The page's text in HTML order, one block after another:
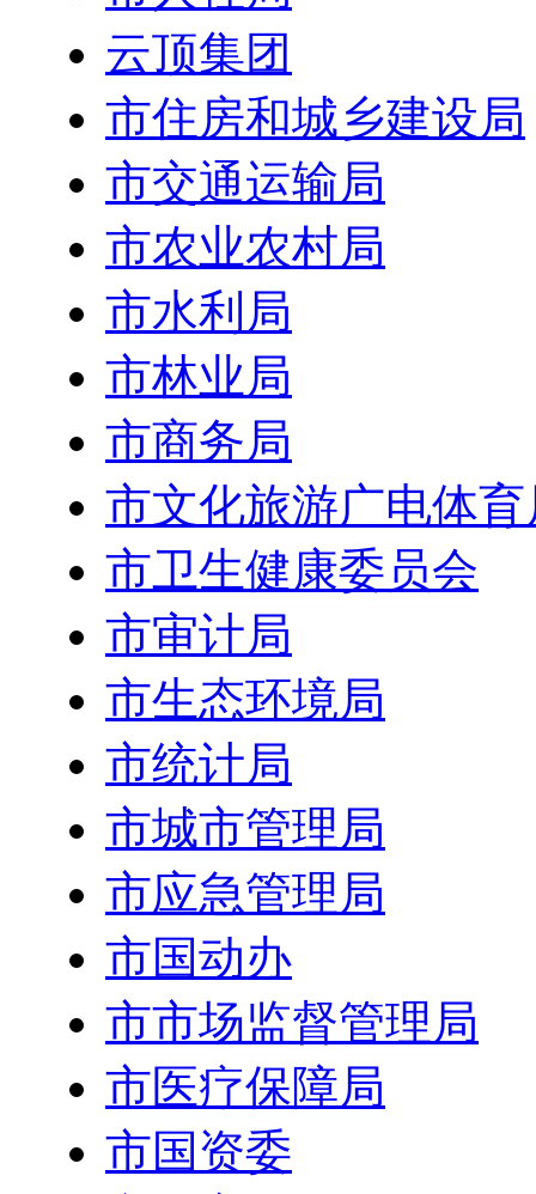
云顶集团
市住房和城乡建设局
市交通运输局
市农业农村局
市水利局
市林业局
市商务局
市文化旅游广电体育
市卫生健康委员会
市审计局
市生态环境局
市统计局
市城市管理局
市应急管理局
市国动办
市市场监督管理局
市医疗保障局
市国资委